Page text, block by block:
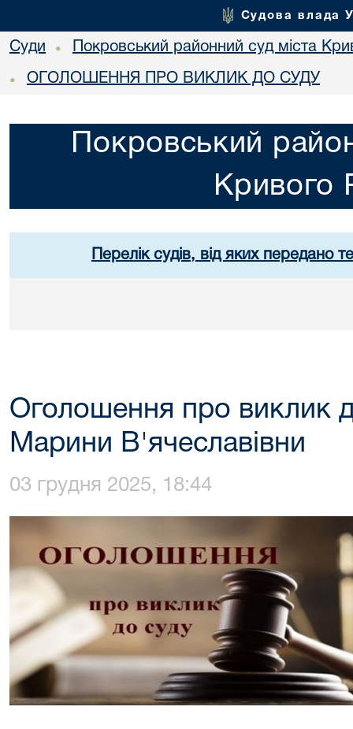
Судова влада
Суди • Покровський районний суд міста
• ОГОЛОШЕННЯ ПРО ВИКЛИК ДО СУДУ
Покровський
Кривого
Перелік судів, від яких передано
Оголошення про виклик
Марини В'ячеславівни
03 грудня 2025, 18:44